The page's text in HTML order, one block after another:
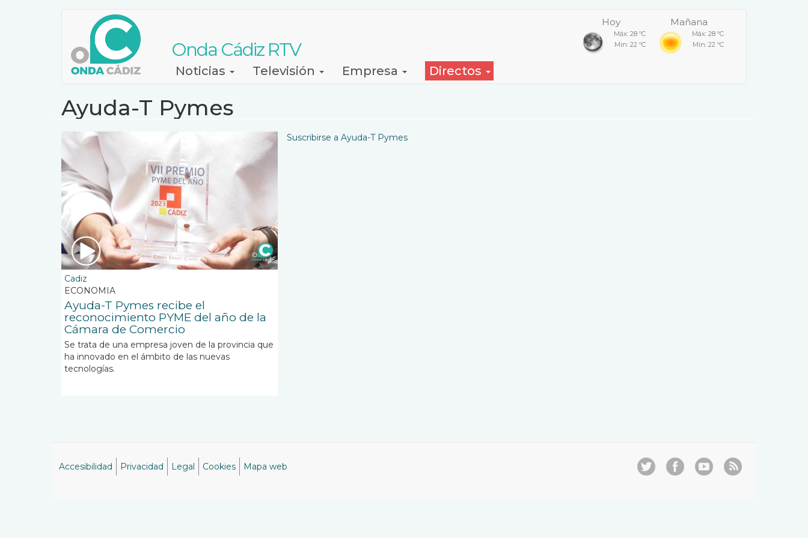
Onda Cádiz RTV
Hoy
Máx: 28 ºC
Min: 22 ºC
Mañana
Máx: 28 ºC
Min: 22 ºC
NavegaciónNoticias Televisión Empresa Directos
Ayuda-T Pymes
Cadiz
ECONOMIA
Ayuda-T Pymes recibe el
reconocimiento PYME del año de la
Cámara de Comercio
Se trata de una empresa joven de la provincia que
ha innovado en el ámbito de las nuevas
tecnologías.
Suscribirse a Ayuda-T Pymes
Accesibilidad Privacidad Legal Cookies Mapa web